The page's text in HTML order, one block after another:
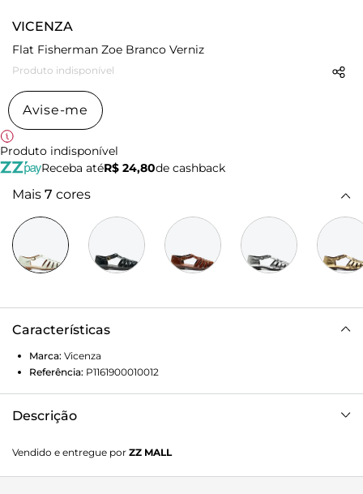
VICENZA
Flat Fisherman Zoe Branco Verniz
Produto indisponível
Avise-me
Produto indisponível
Receba atéR$ 24,80de cashback
Mais 7 cores
Características
Marca: Vicenza
Referência: P1161900010012
Descrição
cheios de personalidade. Além de ser super leve e
confortável, esse modelo é um icon da temporada! Você vai
Vendido e entregue por ZZ MALL